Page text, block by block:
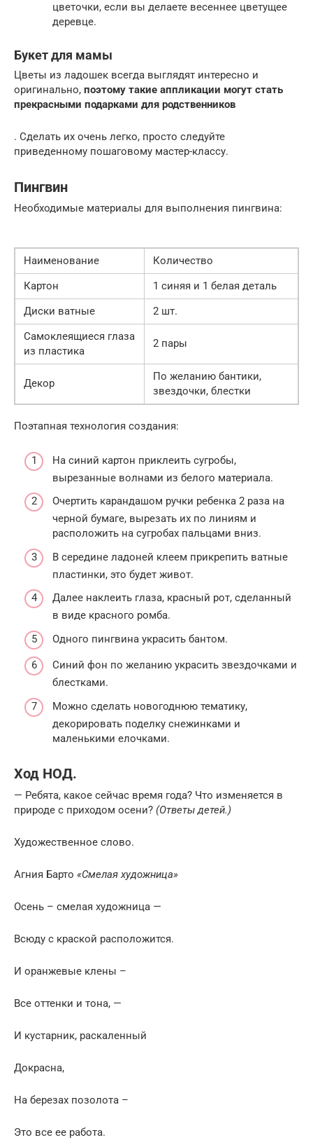
цветочки, если вы делаете весеннее цветущее
деревце.
Букет для мамы
Цветы из ладошек всегда выглядят интересно и
оригинально, поэтому такие аппликации могут стать
прекрасными подарками для родственников
. Сделать их очень легко, просто следуйте
приведенному пошаговому мастер-классу.
Пингвин
Необходимые материалы для выполнения пингвина:
Наименование
Количество
Картон
1 синяя и 1 белая деталь
Диски ватные
2 шт.
Самоклеящиеся глаза
из пластика
2 пары
Декор
По желанию бантики,
звездочки, блестки
Поэтапная технология создания:
На синий картон приклеить сугробы,
вырезанные волнами из белого материала.
Очертить карандашом ручки ребенка 2 раза на
черной бумаге, вырезать их по линиям и
расположить на сугробах пальцами вниз.
В середине ладоней клеем прикрепить ватные
пластинки, это будет живот.
Далее наклеить глаза, красный рот, сделанный
в виде красного ромба.
Одного пингвина украсить бантом.
Синий фон по желанию украсить звездочками и
блестками.
Можно сделать новогоднюю тематику,
декорировать поделку снежинками и
маленькими елочками.
Ход НОД.
— Ребята, какое сейчас время года? Что изменяется в
природе с приходом осени? (Ответы детей.)
Художественное слово.
Агния Барто «Смелая художница»
Осень – смелая художница —
Всюду с краской расположится.
И оранжевые клены –
Все оттенки и тона, —
И кустарник, раскаленный
Докрасна,
На березах позолота –
Это все ее работа.